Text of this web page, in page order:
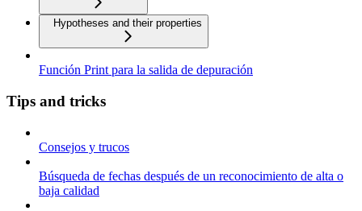
Hypotheses and their properties
Función Print para la salida de depuración
Tips and tricks
Consejos y trucos
Búsqueda de fechas después de un reconocimiento de alta o
baja calidad